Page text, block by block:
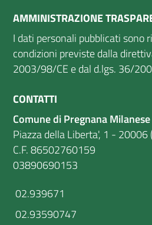
AMMINISTRAZIONE
I dati personali pubblicati sono
condizioni previste dalla
2003/98/CE e dal d.lgs. 36/
CONTATTI
Comune di Pregnana Milanese
Piazza della Liberta', 1 - 20006
C.F. 86502760159
03890690153
02.939671
02.93590747